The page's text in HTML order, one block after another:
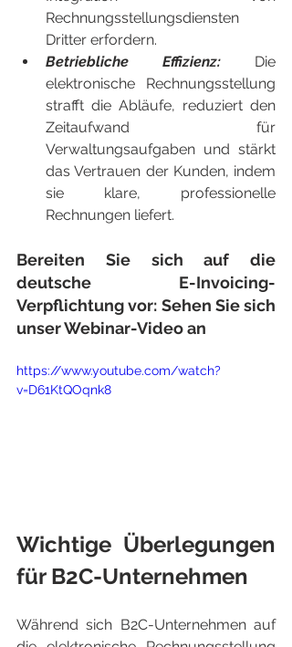
Rechnungsstellungsdiensten
Dritter erfordern.
Betriebliche Effizienz: Die
elektronische Rechnungsstellung
strafft die Abläufe, reduziert den
Zeitaufwand für
Verwaltungsaufgaben und stärkt
das Vertrauen der Kunden, indem
sie klare, professionelle
Rechnungen liefert.
Bereiten Sie sich auf die
deutsche E-Invoicing-
Verpflichtung vor: Sehen Sie sich
unser Webinar-Video an
https://www.youtube.com/watch?
v=D61KtQOqnk8
Wichtige Überlegungen
für B2C-Unternehmen
Während sich B2C-Unternehmen auf